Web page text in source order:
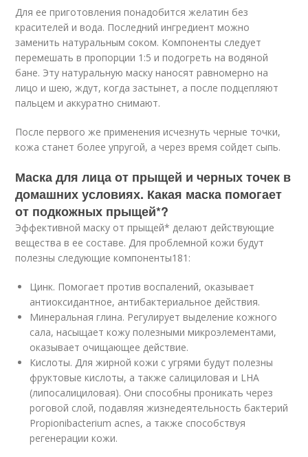
Для ее приготовления понадобится желатин без
красителей и вода. Последний ингредиент можно
заменить натуральным соком. Компоненты следует
перемешать в пропорции 1:5 и подогреть на водяной
бане. Эту натуральную маску наносят равномерно на
лицо и шею, ждут, когда застынет, а после подцепляют
пальцем и аккуратно снимают.
После первого же применения исчезнуть черные точки,
кожа станет более упругой, а через время сойдет сыпь.
Маска для лица от прыщей и черных точек в
домашних условиях. Какая маска помогает
от подкожных прыщей*?
Эффективной маску от прыщей* делают действующие
вещества в ее составе. Для проблемной кожи будут
полезны следующие компоненты181 :
Цинк. Помогает против воспалений, оказывает
антиоксидантное, антибактериальное действия.
Минеральная глина. Регулирует выделение кожного
сала, насыщает кожу полезными микроэлементами,
оказывает очищающее действие.
Кислоты. Для жирной кожи с угрями будут полезны
фруктовые кислоты, а также салициловая и LHA
(липосалициловая). Они способны проникать через
роговой слой, подавляя жизнедеятельность бактерий
Propionibacterium acnes, а также способствуя
регенерации кожи.